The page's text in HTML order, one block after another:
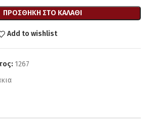
ΠΡΟΣΘΉΚΗ ΣΤΟ ΚΑΛΆΘΙ
Add to wishlist
1267